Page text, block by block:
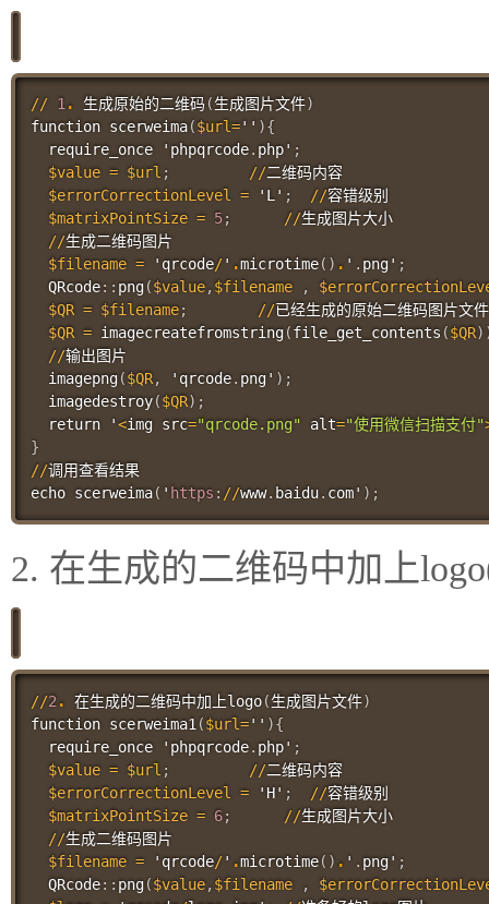
// 1 . 生成原始的二维码(生成图片文件)
function scerweima($url='' ){
  require_once 'phpqrcode
. php' ;
$value = $url ; //二维码内容
$errorCorrectionLevel
= 'L' ; //容错级别
$matrixPointSize = 5; //生成图片大小
//生成二维码图片
$filename = 'qrcode/' .microtime( ) . ' . png' ;
  QRcode
:: png ($value, $filename ,
$QR = $filename; //已经生成的原始二维码图片文件
$QR = imagecreatefromstring (file_get_contents ($QR)
//输出图片
imagepng ($QR, 'qrcode. png' ) ;
imagedestroy($QR) ;
  return '
<img src="qrcode.png" alt="使用微信扫描支付"
}
//调用查看结果
echo scerweima( ' https : //www. baidu. com' ) ;
2. 在生成的二维码中加上
//2 . 在生成的二维码中加上logo(生成图片文件)
function scerweima1 ($url='' ){
  require_once 'phpqrcode
. php' ;
$value = $url ; //二维码内容
$errorCorrectionLevel
= 'H' ; //容错级别
$matrixPointSize = 6; //生成图片大小
//生成二维码图片
$filename = 'qrcode/' .microtime( ) . ' . png' ;
  QRcode
:: png($value, $filename ,